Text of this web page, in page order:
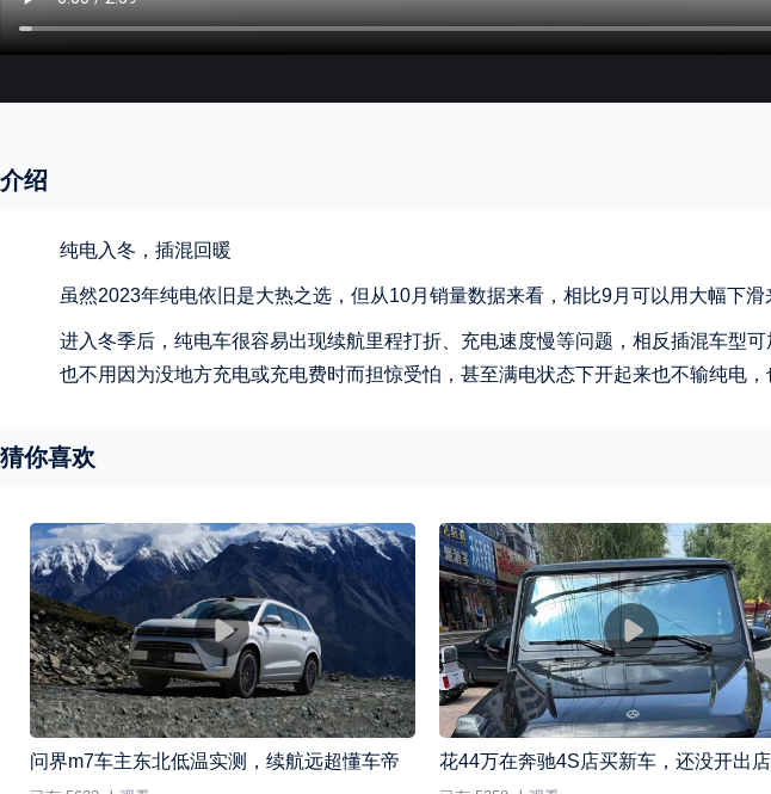
介绍
纯电入冬，插混回暖
虽然2023年纯电依旧是大热之选，但从10月销量数据来看，相比9月可以用大幅下
进入冬季后，纯电车很容易出现续航里程打折、充电速度慢等问题，相反插混车型
也不用因为没地方充电或充电费时而担惊受怕，甚至满电状态下开起来也不输纯电，
猜你喜欢
问界m7车主东北低温实测，续航远超懂车帝